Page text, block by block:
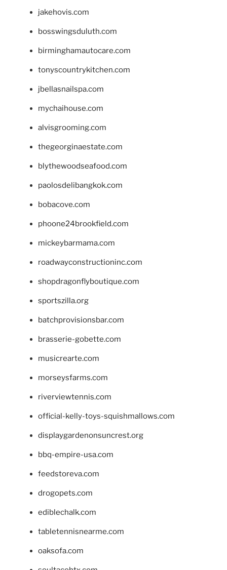
jakehovis.com
bosswingsduluth.com
birminghamautocare.com
tonyscountrykitchen.com
jbellasnailspa.com
mychaihouse.com
alvisgrooming.com
thegeorginaestate.com
blythewoodseafood.com
paolosdelibangkok.com
bobacove.com
phoone24brookfield.com
mickeybarmama.com
roadwayconstructioninc.com
shopdragonflyboutique.com
sportszilla.org
batchprovisionsbar.com
brasserie-gobette.com
musicrearte.com
morseysfarms.com
riverviewtennis.com
official-kelly-toys-squishmallows.com
displaygardenonsuncrest.org
bbq-empire-usa.com
feedstoreva.com
drogopets.com
ediblechalk.com
tabletennisnearme.com
oaksofa.com